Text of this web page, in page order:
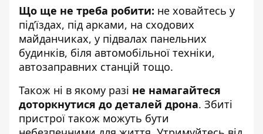
Що ще не треба робити: не ховайтесь у
під’їздах, під арками, на сходових
майданчиках, у підвалах панельних
будинків, біля автомобільної техніки,
автозаправних станцій тощо.
Також ні в якому разі не намагайтеся
доторкнутися до деталей дрона. Збиті
пристрої також можуть бути